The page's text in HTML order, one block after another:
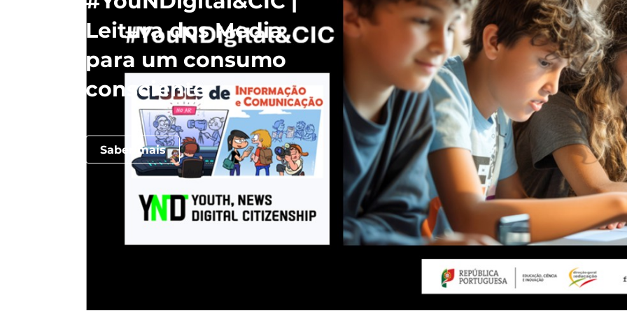
Leitura dos Media
para um consumo
consciente
Saber mais